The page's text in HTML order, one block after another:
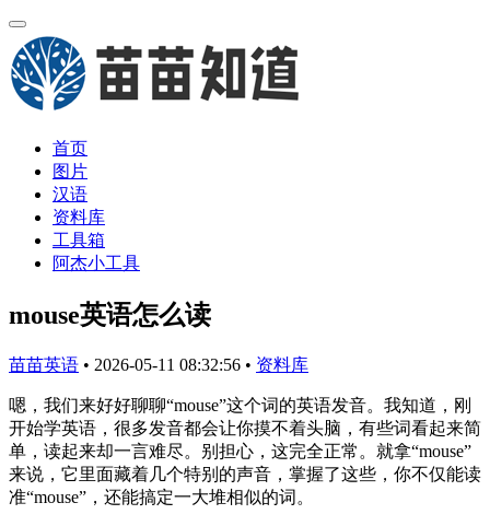
首页
图片
汉语
资料库
工具箱
阿杰小工具
mouse英语怎么读
苗苗英语 • 2026-05-11 08:32:56 • 资料库
嗯，我们来好好聊聊“mouse”这个词的英语发音。我知道，刚
开始学英语，很多发音都会让你摸不着头脑，有些词看起来简
单，读起来却一言难尽。别担心，这完全正常。就拿“mouse”
来说，它里面藏着几个特别的声音，掌握了这些，你不仅能读
准“mouse”，还能搞定一大堆相似的词。